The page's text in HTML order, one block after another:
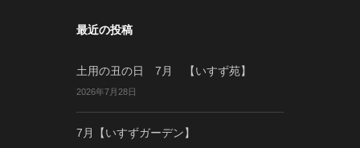
最近の投稿
土用の丑の日 7月 【いすず苑】
2026年7月28日
7月【いすずガーデン】